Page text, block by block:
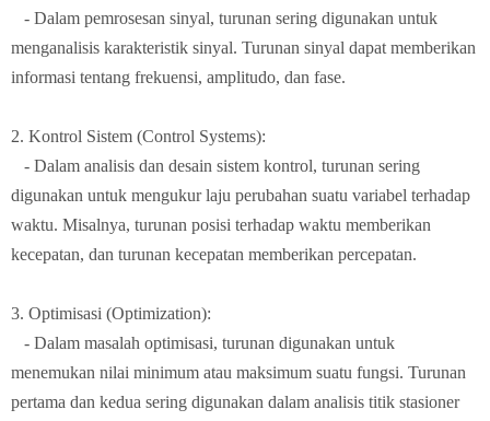
- Dalam pemrosesan sinyal, turunan sering digunakan untuk
menganalisis karakteristik sinyal. Turunan sinyal dapat memberikan
informasi tentang frekuensi, amplitudo, dan fase.
2. Kontrol Sistem (Control Systems):
- Dalam analisis dan desain sistem kontrol, turunan sering
digunakan untuk mengukur laju perubahan suatu variabel terhadap
waktu. Misalnya, turunan posisi terhadap waktu memberikan
kecepatan, dan turunan kecepatan memberikan percepatan.
3. Optimisasi (Optimization):
- Dalam masalah optimisasi, turunan digunakan untuk
menemukan nilai minimum atau maksimum suatu fungsi. Turunan
pertama dan kedua sering digunakan dalam analisis titik stasioner